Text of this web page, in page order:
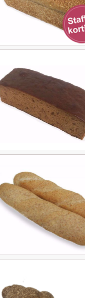
Snel bekijken
Snel bekijken
Snel bekijken